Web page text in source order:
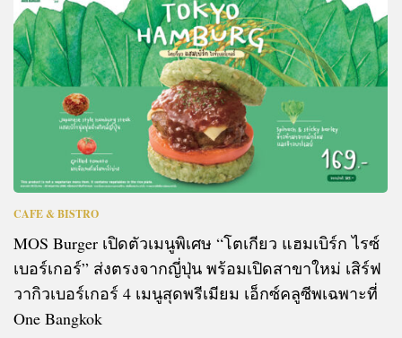
CAFE & BISTRO
MOS Burger เปิดตัวเมนูพิเศษ “โตเกียว แฮมเบิร์ก ไรซ์
เบอร์เกอร์” ส่งตรงจากญี่ปุ่น พร้อมเปิดสาขาใหม่ เสิร์ฟ
วากิวเบอร์เกอร์ 4 เมนูสุดพรีเมียม เอ็กซ์คลูซีพเฉพาะที่
One Bangkok